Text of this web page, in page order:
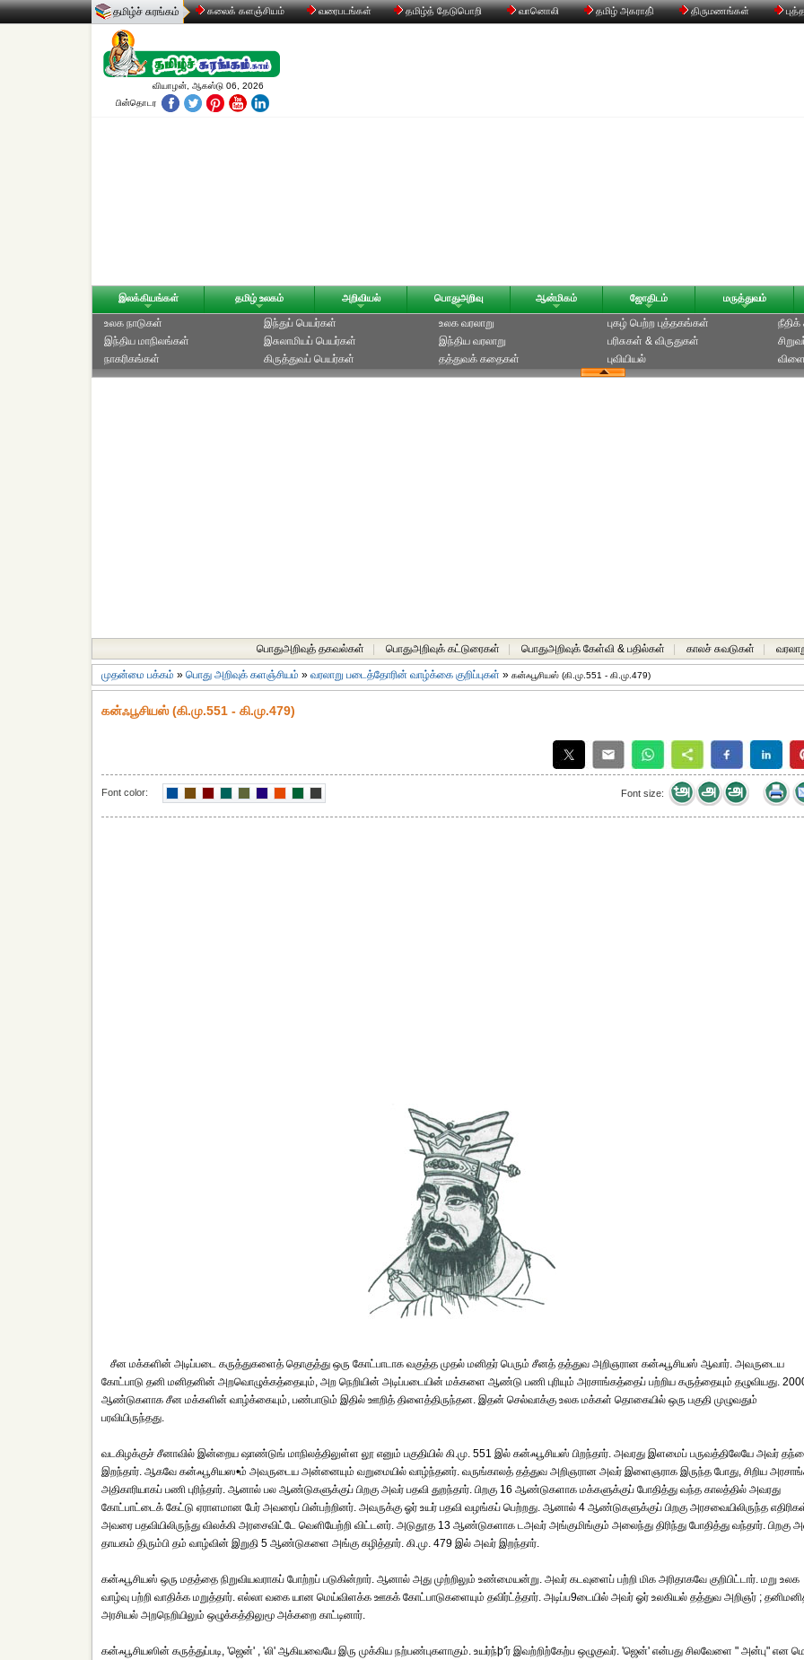
தமிழ்ச் சுரங்கம் கலைக் களஞ்சியம் வரைபடங்கள் தமிழ்த் தேடுபொறி வானொலி தமிழ் அகராதி் திருமணங்கள்
வியாழன், ஆகஸ்டு 06, 2026
பின்தொடர
இலக்கியங்கள் தமிழ் உலகம் அறிவியல் பொதுஅறிவு ஆன்மிகம் ஜோதிடம் மருத்துவம்
உலக நாடுகள்
இந்திய மாநிலங்கள்
நாகரிகங்கள்
இந்துப் பெயர்கள்
இசுலாமியப் பெயர்கள்
கிருத்துவப் பெயர்கள்
உலக வரலாறு
இந்திய வரலாறு
தத்துவக் கதைகள்
புகழ் பெற்ற புத்தகங்கள்
பரிசுகள் & விருதுகள்
புவியியல்
பொதுஅறிவுத் தகவல்கள் பொதுஅறிவுக் கட்டுரைகள் பொதுஅறிவுக் கேள்வி & பதில்கள் காலச் சுவடுகள்
முதன்மை பக்கம் » பொது அறிவுக் களஞ்சியம் » வரலாறு படைத்தோரின் வாழ்க்கை குறிப்புகள் » கன்ஃபூசியஸ் (கி.மு.551 - கி.மு.479)
கன்ஃபூசியஸ் (கி.மு.551 - கி.மு.479)
Font color: Font size:
சீன மக்களின் அடிப்படை கருத்துகளைத் தொகுத்து ஒரு கோட்பாடாக வகுத்த முதல் மனிதர் பெரும் சீனத் தத்துவ அறிஞரான கன்ஃபூசியஸ் ஆவார். அவருடைய
கோட்பாடு தனி மனிதனின் அறவொழுக்கத்தையும், அற நெறியின் அடிப்படையின் மக்களை ஆண்டு பணி புரியும் அரசாங்கத்தைப் பற்றிய கருத்தையும் தழுவியது.
ஆண்டுகளாக சீன மக்களின் வாழ்க்கையும், பண்பாடும் இதில் ஊறித் திளைத்திருந்தன. இதன் செல்வாக்கு உலக மக்கள் தொகையில் ஒரு பகுதி முழுவதும்
பரவியிருந்தது.
வடகிழக்குச் சீனாவில் இன்றைய ஷாண்டுங் மாநிலத்திலுள்ள லூ எனும் பகுதியில் கி.மு. 551 இல் கன்ஃபூசியஸ் பிறந்தார். அவரது இளமைப் பருவத்திலேயே அவர்
இறந்தார். ஆகவே கன்ஃபூசியஸ•ம் அவருடைய அன்னையும் வறுமையில் வாழ்ந்தனர். வருங்காலத் தத்துவ அறிஞரான அவர் இளைஞராக இருந்த போது, சிறிய
அதிகாரியாகப் பணி புரிந்தார். ஆனால் பல ஆண்டுகளுக்குப் பிறகு அவர் பதவி துறந்தார். பிறகு 16 ஆண்டுகளாக மக்களுக்குப் போதித்து வந்த காலத்தில் அவரது
கோட்பாட்டைக் கேட்டு ஏராளமான பேர் அவரைப் பின்பற்றினர். அவருக்கு ஓர் உயர் பதவி வழங்கப் பெற்றது. ஆனால் 4 ஆண்டுகளுக்குப் பிறகு அரசவையிலிருந்த
அவரை பதவியிலிருந்து விலக்கி அரசைவிட்டே வெளியேற்றி விட்டனர். அடுதூத 13 ஆண்டுகளாக டஅவர் அங்குமிங்கும் அலைந்து திரிந்து போதித்து வந்தார். பிறகு
தாயகம் திரும்பி தம் வாழ்வின் இறுதி 5 ஆண்டுகளை அங்கு கழித்தார். கி.மு. 479 இல் அவர் இறந்தார்.
கன்ஃபூசியஸ் ஒரு மதத்தை நிறுவியவராகப் போற்றப் படுகின்றார். ஆனால் அது முற்றிலும் உண்மையன்று. அவர் கடவுளைப் பற்றி மிக அரிதாகவே குறிபிட்டார். மறு உலக
வாழ்வு பற்றி வாதிக்க மறுத்தார். எல்லா வகை யான மெய்விளக்க ஊகக் கோட்பாடுகளையும் தவிர்ட்த்தார். அடிப்ப9டையில் அவர் ஓர் உலகியல் தத்துவ அறிஞர் ;
அரசியல் அறநெறியிலும் ஒழுக்கத்திலுமூ அக்கறை காட்டினார்.
கன்ஃபூசியஸின் கருத்துப்படி, 'ஜென்' , 'லி' ஆகியவையே இரு முக்கிய நற்பண்புகளாகும். உயர்ந்þ‘ர் இவற்றிற்கேற்ப ஒழுகுவர். 'ஜென்' என்பது சிலவேளை " அன்பு" என